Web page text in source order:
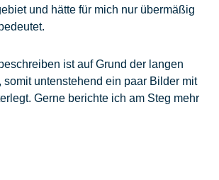
und hätte für mich nur übermäßig
ist auf Grund der langen
somit untenstehend ein paar Bilder mit
Gerne berichte ich am Steg mehr